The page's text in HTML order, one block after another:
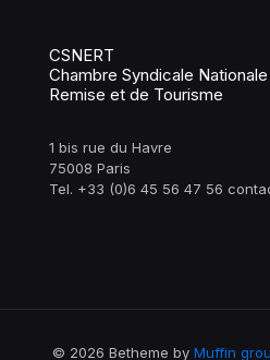
CSNERT
Chambre Syndicale
Remise et de Tourisme
1 bis rue du Havre
75008 Paris
Tel. +33 (0)6 45 56 47 56
© 2026 Betheme by Muffin